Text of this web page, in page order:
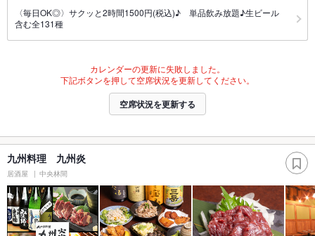
〈毎日OK◎〉サクッと2時間1500円(税込)♪ 単品飲み放題♪生ビール
含む全131種
カレンダーの更新に失敗しました。
下記ボタンを押して空席状況を更新してください。
空席状況を更新する
九州料理 九州炎
居酒屋 中央林間